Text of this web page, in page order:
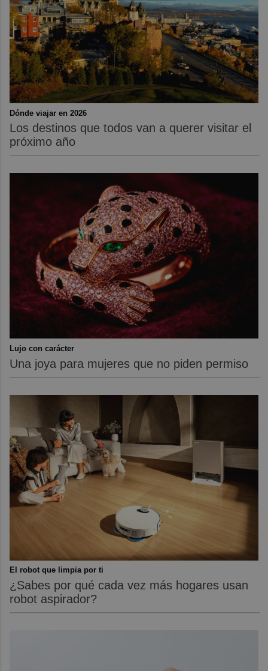
Dónde viajar en 2026
Los destinos que todos van a querer visitar el
próximo año
Lujo con carácter
Una joya para mujeres que no piden permiso
El robot que limpia por ti
¿Sabes por qué cada vez más hogares usan
robot aspirador?